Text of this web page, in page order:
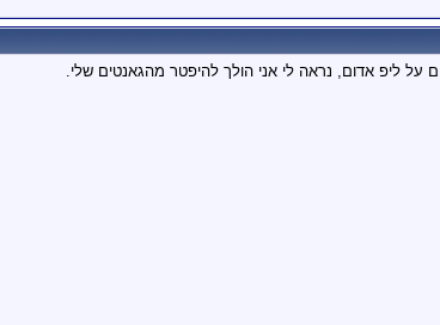
על ליפ אדום, נראה לי אני הולך להיפטר מהגאנטים שלי.